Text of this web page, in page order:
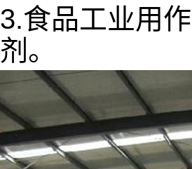
3.食品工业用
剂。